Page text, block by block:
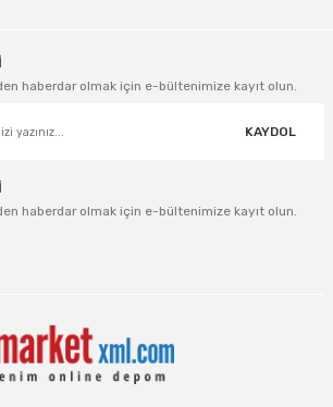
haberdar olmak için e-bültenimize kayıt olun.
KAYDOL
haberdar olmak için e-bültenimize kayıt olun.